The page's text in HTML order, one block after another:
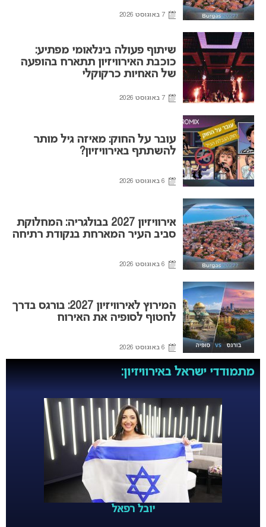
7 באוגוסט 2026
שיתוף פעולה בינלאומי מפתיע:
כוכבת האירוויזיון תתארח בהופעה
של האחיות כרקוקלי
7 באוגוסט 2026
עובר על החוק: מאיזה גיל מותר
להשתתף באירוויזיון?
6 באוגוסט 2026
אירוויזיון 2027 בבולגריה: המחלוקת
סביב העיר המארחת בנקודת רתיחה
6 באוגוסט 2026
המירוץ לאירוויזיון 2027: בורגס בדרך
לחטוף לסופיה את האירוח
6 באוגוסט 2026
מתמודדי ישראל באירוויזיון:
יובל רפאל